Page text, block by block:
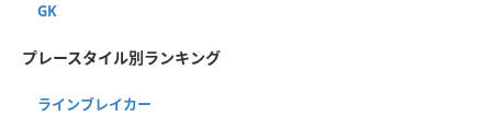
GK
プレースタイル別ランキング
ラインブレイカー